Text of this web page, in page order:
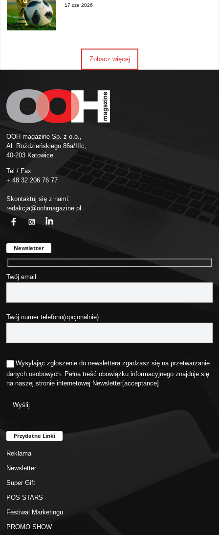
17 cze 2026
Zobacz więcej
OOH magazine Sp. z o.o.,
Al. Roździeńskiego 86a/IIIc,
40-203 Katowice
Tel / Fax:
+ 48 32 206 76 77
Skontaktuj się z nami:
redakcja@oohmagazine.pl
Newsletter
Twój email
Twój numer telefonu(opcjonalnie)
Wysyłając zgłoszenie do newslettera zgadzasz się na przetwarzanie
danych osobowych. Pełna treść obowiązku informacyjnego znajduje się
na naszej stronie internetowej Newsletter[acceptance]
Przydatne Linki
Reklama
Newsletter
Super Gift
POS STARS
Festiwal Marketingu
PROMO SHOW